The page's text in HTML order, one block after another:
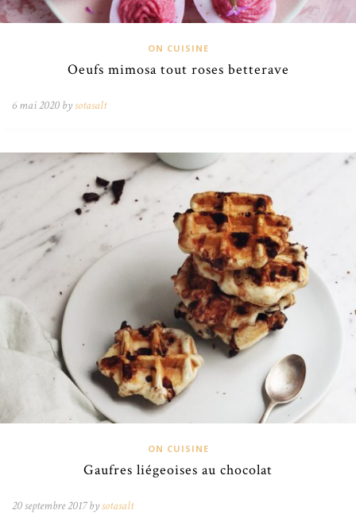
ON CUISINE
Oeufs mimosa tout roses betterave
6 mai 2020 bysotasalt
ON CUISINE
Gaufres liégeoises au chocolat
20 septembre 2017 bysotasalt